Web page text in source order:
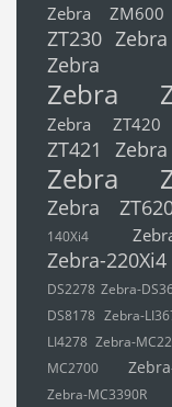
Zebra ZM600
ZT230
Zebra
Zebra
Zebra ZT420
ZT421
Zebra
Zebra
140Xi4
Zebra-220Xi4
DS2278 Zebra-
DS8178 Zebra-
LI4278 Zebra-
MC2700
Zebra-MC3390R